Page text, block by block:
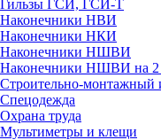
Гильзы ГСИ, ГСИ-Т
Наконечники НВИ
Наконечники НКИ
Наконечники НШВИ
Наконечники НШВИ на 2
Строительно-монтажный
Спецодежда
Охрана труда
Мультиметры и клещи